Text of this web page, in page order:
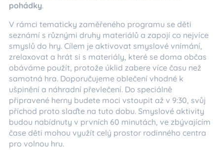
pohádky.
V rámci tematicky zaměřeného programu se děti
seznámí s různými druhy materiálů a zapojí co nejvíce
smyslů do hry. Cílem je aktivovat smyslové vnímání,
zrelaxovat a hrát si s materiály, které se doma občas
obáváme použít, protože úklid zabere více času než
samotná hra. Doporučujeme oblečení vhodné k
ušpinění a náhradní převlečení. Do speciálně
připravené herny budete moci vstoupit až v 9:30, svůj
příchod proto slaďte na tuto dobu. Smyslové aktivity
budou nabídnuty v prvních 60 minutách, ve zbývajícím
čase děti mohou využít celý prostor rodinného centra
pro volnou hru.